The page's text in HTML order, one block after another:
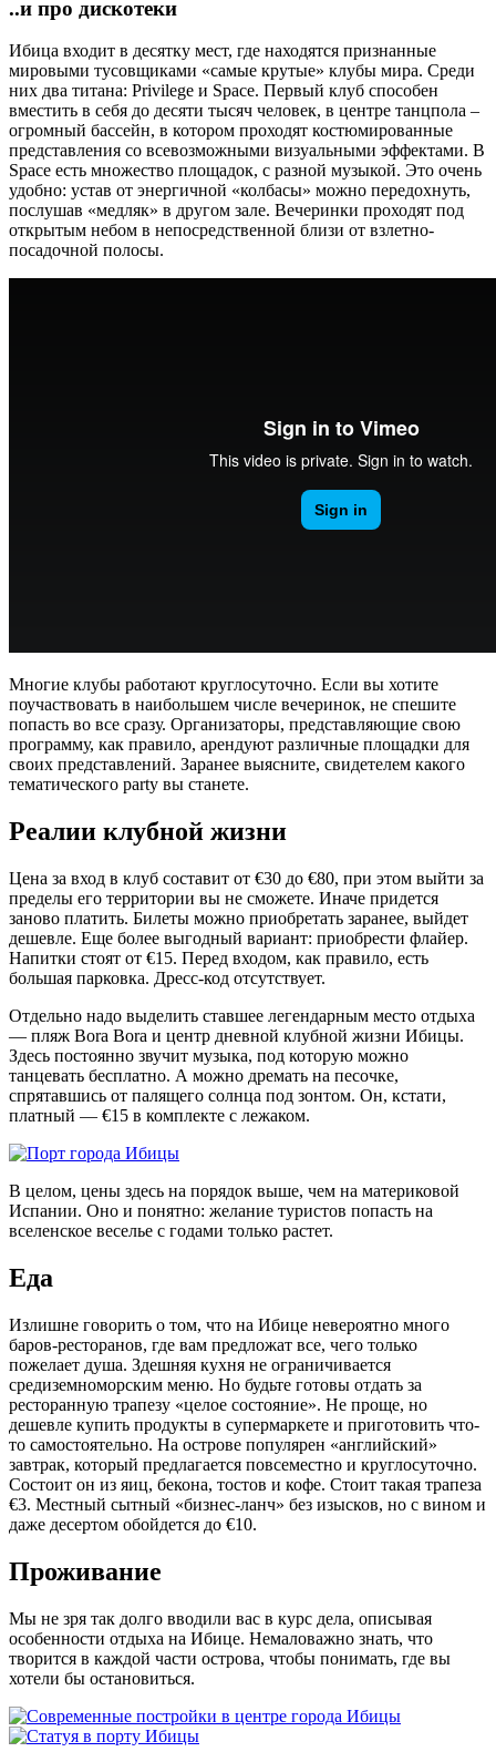
..и про дискотеки
Ибица входит в десятку мест, где находятся признанные
мировыми тусовщиками «самые крутые» клубы мира. Среди
них два титана: Privilege и Space. Первый клуб способен
вместить в себя до десяти тысяч человек, в центре танцпола –
огромный бассейн, в котором проходят костюмированные
представления со всевозможными визуальными эффектами. В
Space есть множество площадок, с разной музыкой. Это очень
удобно: устав от энергичной «колбасы» можно передохнуть,
послушав «медляк» в другом зале. Вечеринки проходят под
открытым небом в непосредственной близи от взлетно-
посадочной полосы.
Многие клубы работают круглосуточно. Если вы хотите
поучаствовать в наибольшем числе вечеринок, не спешите
попасть во все сразу. Организаторы, представляющие свою
программу, как правило, арендуют различные площадки для
своих представлений. Заранее выясните, свидетелем какого
тематического party вы станете.
Реалии клубной жизни
Цена за вход в клуб составит от €30 до €80, при этом выйти за
пределы его территории вы не сможете. Иначе придется
заново платить. Билеты можно приобретать заранее, выйдет
дешевле. Еще более выгодный вариант: приобрести флайер.
Напитки стоят от €15. Перед входом, как правило, есть
большая парковка. Дресс-код отсутствует.
Отдельно надо выделить ставшее легендарным место отдыха
— пляж Bora Bora и центр дневной клубной жизни Ибицы.
Здесь постоянно звучит музыка, под которую можно
танцевать бесплатно. А можно дремать на песочке,
спрятавшись от палящего солнца под зонтом. Он, кстати,
платный — €15 в комплекте с лежаком.
В целом, цены здесь на порядок выше, чем на материковой
Испании. Оно и понятно: желание туристов попасть на
вселенское веселье с годами только растет.
Еда
Излишне говорить о том, что на Ибице невероятно много
баров-ресторанов, где вам предложат все, чего только
пожелает душа. Здешняя кухня не ограничивается
средиземноморским меню. Но будьте готовы отдать за
ресторанную трапезу «целое состояние». Не проще, но
дешевле купить продукты в супермаркете и приготовить что-
то самостоятельно. На острове популярен «английский»
завтрак, который предлагается повсеместно и круглосуточно.
Состоит он из яиц, бекона, тостов и кофе. Стоит такая трапеза
€3. Местный сытный «бизнес-ланч» без изысков, но с вином и
даже десертом обойдется до €10.
Проживание
Мы не зря так долго вводили вас в курс дела, описывая
особенности отдыха на Ибице. Немаловажно знать, что
творится в каждой части острова, чтобы понимать, где вы
хотели бы остановиться.